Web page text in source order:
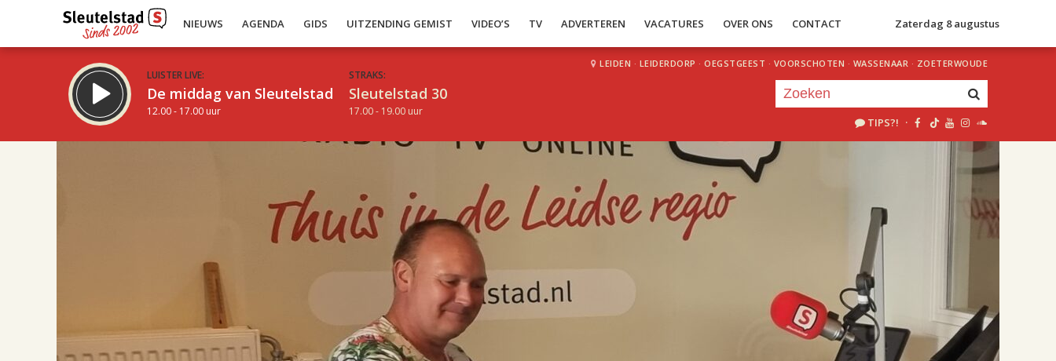
NIEUWS AGENDA GIDS UITZENDING GEMIST VIDEO’S TV ADVERTEREN VACATURES OVER ONS CONTACT Zaterdag 8 augustus
LUISTER LIVE:
De middag van Sleutelstad
12.00 - 17.00 uur
STRAKS:
Sleutelstad 30
17.00 - 19.00 uur
LEIDEN · LEIDERDORP · OEGSTGEEST · VOORSCHOTEN · WASSENAAR · ZOETERWOUDE
TIPS?! ·
uur 1 van 2
Volgend uur